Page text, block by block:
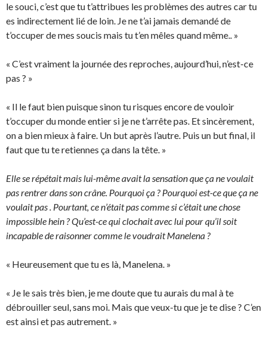
le souci, c’est que tu t’attribues les problèmes des autres car tu
es indirectement lié de loin. Je ne t’ai jamais demandé de
t’occuper de mes soucis mais tu t’en mêles quand même.. »
« C’est vraiment la journée des reproches, aujourd’hui, n’est-ce
pas ? »
« Il le faut bien puisque sinon tu risques encore de vouloir
t’occuper du monde entier si je ne t’arrête pas. Et sincèrement,
on a bien mieux à faire. Un but après l’autre. Puis un but final, il
faut que tu te retiennes ça dans la tête. »
Elle se répétait mais lui-même avait la sensation que ça ne voulait
pas rentrer dans son crâne. Pourquoi ça ? Pourquoi est-ce que ça ne
voulait pas . Pourtant, ce n’était pas comme si c’était une chose
impossible hein ? Qu’est-ce qui clochait avec lui pour qu’il soit
incapable de raisonner comme le voudrait Manelena ?
« Heureusement que tu es là, Manelena. »
« Je le sais très bien, je me doute que tu aurais du mal à te
débrouiller seul, sans moi. Mais que veux-tu que je te dise ? C’en
est ainsi et pas autrement. »